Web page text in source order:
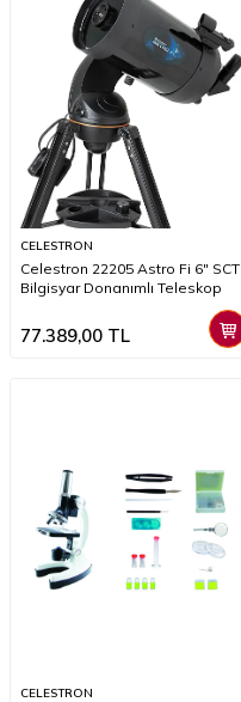
CELESTRON
Celestron 22205 Astro Fi 6" SCT
Bilgisyar Donanımlı Teleskop
77.389,00 TL
CELESTRON